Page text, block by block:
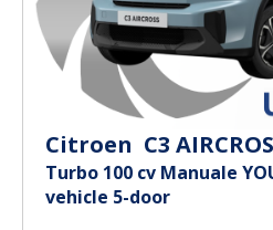
Citroen C3
Turbo 100 cv Manuale
vehicle 5-door